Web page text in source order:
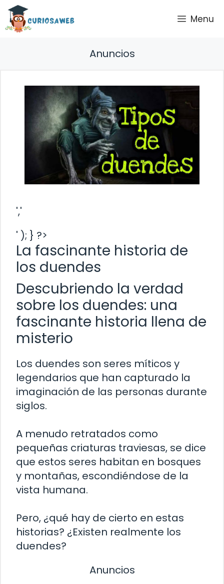
Saltar
contenido
Menu
Anuncios
','
' ); } ?>
La fascinante historia de
los duendes
Descubriendo la verdad
sobre los duendes: una
fascinante historia llena de
misterio
Los duendes son seres míticos y
legendarios que han capturado la
imaginación de las personas durante
siglos.
A menudo retratados como
pequeñas criaturas traviesas, se dice
que estos seres habitan en bosques
y montañas, escondiéndose de la
vista humana.
Pero, ¿qué hay de cierto en estas
historias? ¿Existen realmente los
duendes?
Anuncios